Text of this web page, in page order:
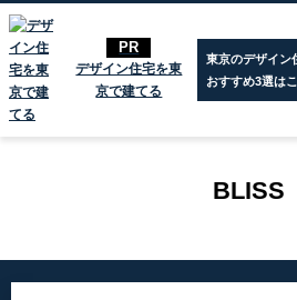
デザイン住宅を東
京で建てる
東京のデザイン
おすすめ3選は
デザイン住宅を東京で建てる» 東京のデザイン住宅
公開日：
BLISS
東京のデザイン住宅建築会社
おすすめ3選はこちら